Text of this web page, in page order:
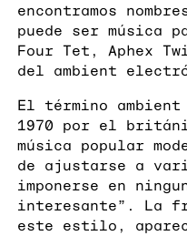
encontramos
puede ser música
Four Tet, Aphex
del ambient
El término ambient
1970 por el
música popular
de ajustarse a
imponerse en
interesante”. La
este estilo,